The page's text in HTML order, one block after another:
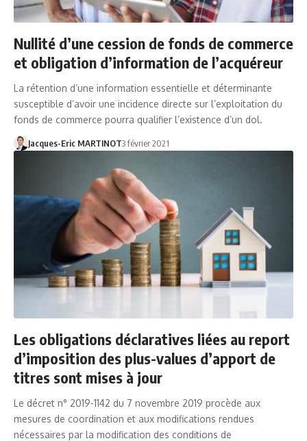
Nullité d’une cession de fonds de commerce
et obligation d’information de l’acquéreur
La rétention d’une information essentielle et déterminante
susceptible d’avoir une incidence directe sur l’exploitation du
fonds de commerce pourra qualifier l’existence d’un dol.
Jacques-Eric MARTINOT3 février 2021
Les obligations déclaratives liées au report
d’imposition des plus-values d’apport de
titres sont mises à jour
Le décret n° 2019-1142 du 7 novembre 2019 procède aux
mesures de coordination et aux modifications rendues
nécessaires par la modification des conditions de